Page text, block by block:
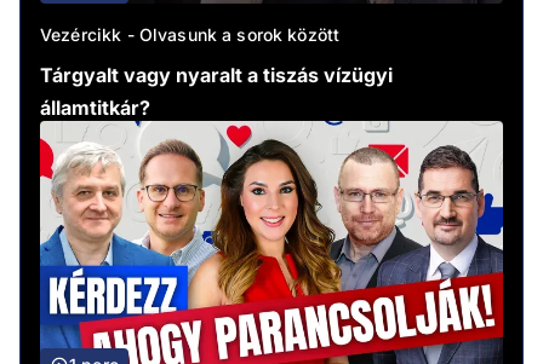
Vezércikk - Olvasunk a sorok között
Tárgyalt vagy nyaralt a tiszás vízügyi
államtitkár?